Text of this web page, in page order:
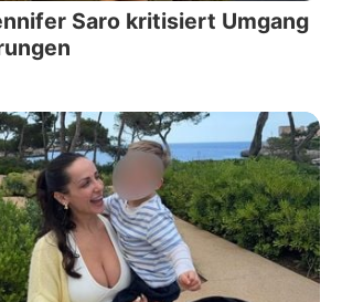
Saro kritisiert Umgang